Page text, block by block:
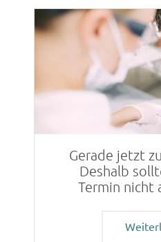
Gerade jetzt
Deshalb
Termin nicht